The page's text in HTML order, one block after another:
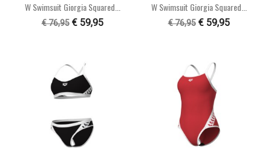
W Swimsuit Giorgia Squared...
€ 76,95 € 59,95
W Swimsuit Giorgia Squared...
€ 76,95 € 59,95